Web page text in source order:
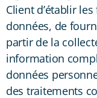
Client d’établir
données, de
partir de la
information
données
des traitements